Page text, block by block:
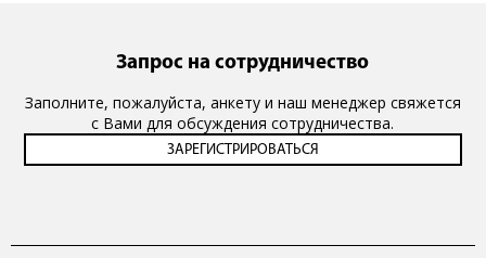
Запрос на сотрудничество
Заполните, пожалуйста, анкету и наш менеджер свяжется
с Вами для обсуждения сотрудничества.